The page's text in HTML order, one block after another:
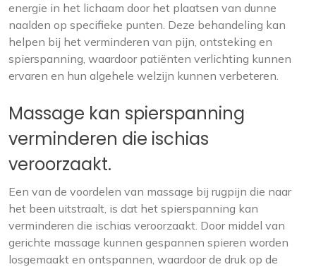
energie in het lichaam door het plaatsen van dunne
naalden op specifieke punten. Deze behandeling kan
helpen bij het verminderen van pijn, ontsteking en
spierspanning, waardoor patiënten verlichting kunnen
ervaren en hun algehele welzijn kunnen verbeteren.
Massage kan spierspanning
verminderen die ischias
veroorzaakt.
Een van de voordelen van massage bij rugpijn die naar
het been uitstraalt, is dat het spierspanning kan
verminderen die ischias veroorzaakt. Door middel van
gerichte massage kunnen gespannen spieren worden
losgemaakt en ontspannen, waardoor de druk op de